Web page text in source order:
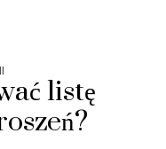
listę